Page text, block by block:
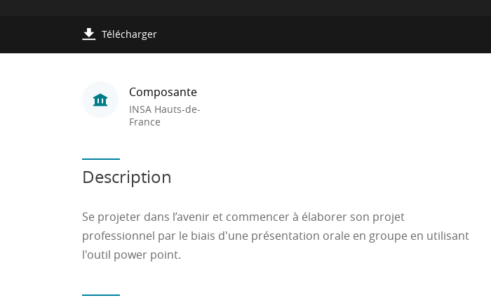
Télécharger
Composante
INSA Hauts-de-
France
Description
Se projeter dans l’avenir et commencer à élaborer son projet
professionnel par le biais d'une présentation orale en groupe en utilisant
l'outil power point.